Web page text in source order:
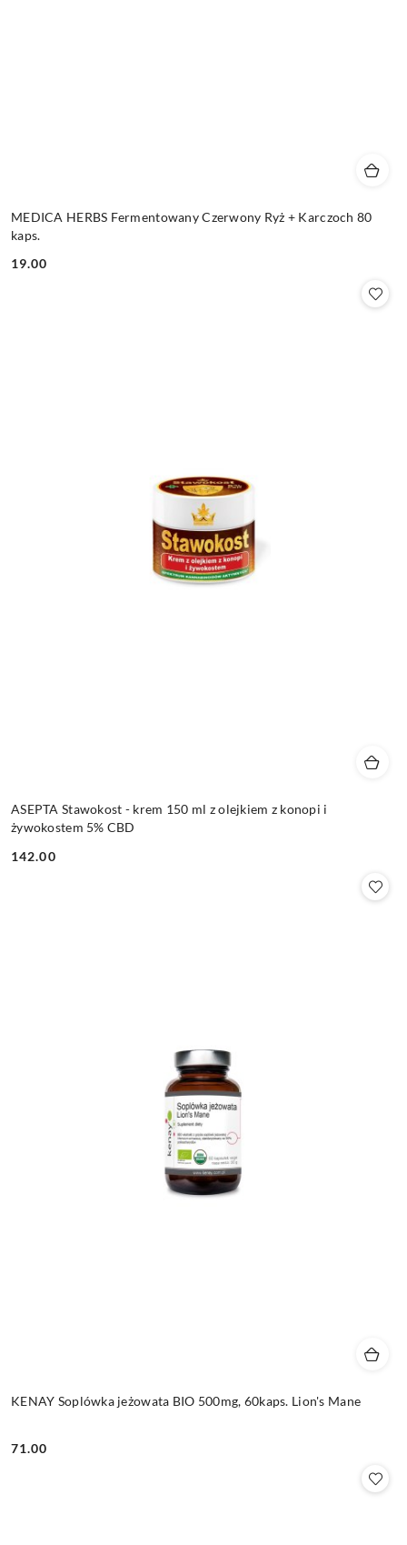
MEDICA HERBS Fermentowany Czerwony Ryż + Karczoch 80
kaps.
Cena:
19.00
ASEPTA Stawokost - krem 150 ml z olejkiem z konopi i
żywokostem 5% CBD
Cena:
142.00
KENAY Soplówka jeżowata BIO 500mg, 60kaps. Lion's Mane
Cena:
71.00